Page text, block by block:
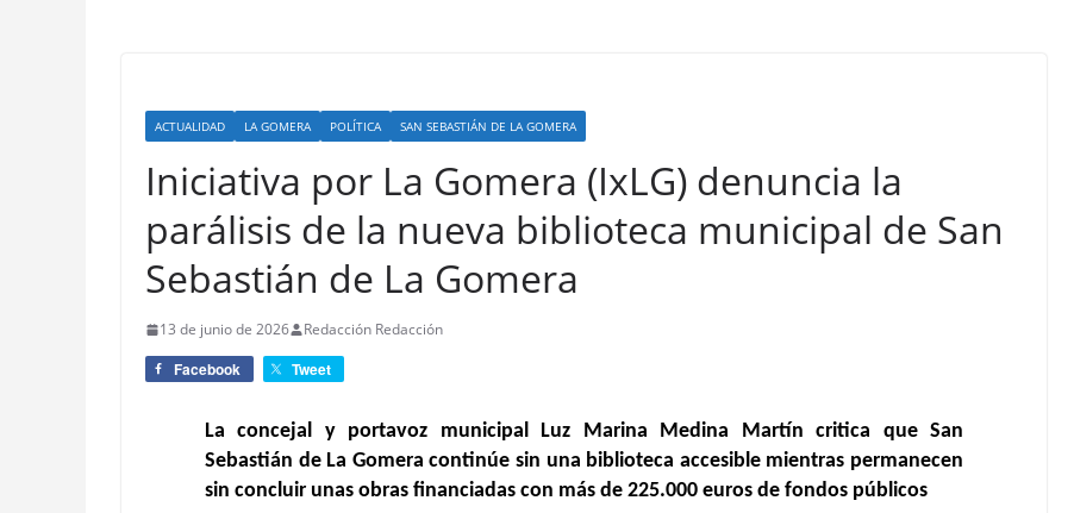
ACTUALIDAD LA GOMERA POLÍTICA SAN SEBASTIÁN DE LA GOMERA
Iniciativa por La Gomera (IxLG) denuncia la
parálisis de la nueva biblioteca municipal de San
Sebastián de La Gomera
13 de junio de 2026 Redacción Redacción
Facebook Tweet
La concejal y portavoz municipal Luz Marina Medina Martín critica que San
Sebastián de La Gomera continúe sin una biblioteca accesible mientras permanecen
sin concluir unas obras financiadas con más de 225.000 euros de fondos públicos